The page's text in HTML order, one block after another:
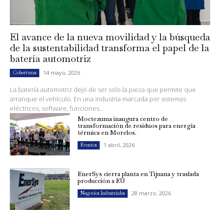
El avance de la nueva movilidad y la búsqueda
de la sustentabilidad transforma el papel de la
batería automotriz
Coberturas 14 mayo, 2026
La batería automotriz dejó de ser solo la pieza que permite que
arranque el vehículo. En una industria marcada por sistemas
eléctricos, software, funciones...
Moctezuma inaugura centro de
transformación de residuos para energía
térmica en Morelos.
Eventos 1 abril, 2026
EnerSys cierra planta en Tijuana y traslada
producción a EU
Negocios Industriales 28 marzo, 2026